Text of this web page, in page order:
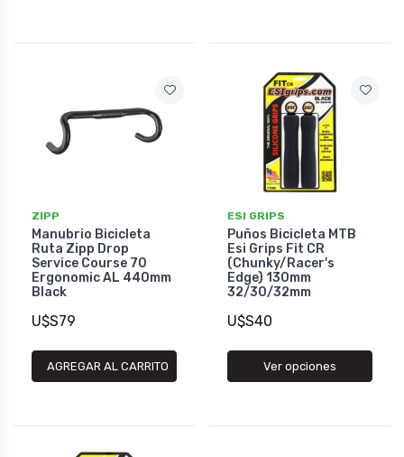
ZIPP
Manubrio Bicicleta
Ruta Zipp Drop
Service Course 70
Ergonomic AL 440mm
Black
U$S79
AGREGAR AL CARRITO
ESI GRIPS
Puños Bicicleta MTB
Esi Grips Fit CR
(Chunky/Racer's
Edge) 130mm
32/30/32mm
U$S40
Ver opciones